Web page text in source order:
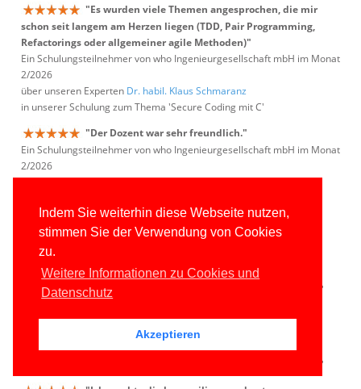
Indem Sie weiterhin diese Webseite nutzen,
stimmen Sie der Verwendung von Cookies
zu.
Weitere Informationen zu Cookies und
Datenschutz
Akzeptieren
"Es wurden viele Themen angesprochen, die mir
schon seit langem am Herzen liegen (TDD, Pair Programming,
Refactorings oder allgemeiner agile Methoden)"
Ein Schulungsteilnehmer von who Ingenieurgesellschaft mbH im Monat
2/2026
über unseren Experten Dr. habil. Klaus Schmaranz
in unserer Schulung zum Thema 'Secure Coding mit C'
"Der Dozent war sehr freundlich."
Ein Schulungsteilnehmer von who Ingenieurgesellschaft mbH im Monat
2/2026
über unseren ExpertenDr. habil. Klaus Schmaranz
"Die Tiefe der Themen und die Vorstellung des
Dozenten gefielen mir sehr gut."
Ein Schulungsteilnehmer von Iteratec GmbH im Monat 2/2026
über unseren ExpertenGregor Biswanger
in unserer Schulung zum Thema 'ASP.NET Core WebAPI und Blazor'
Ein Schulungsteilnehmer von Iteratec GmbH im Monat 2/2026
über unseren ExpertenGregor Biswanger
in unserer Schulung zum Thema 'ASP.NET Core WebAPI und Blazor'